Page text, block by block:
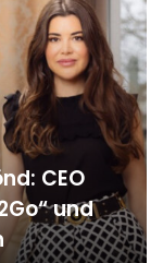
CEO
und